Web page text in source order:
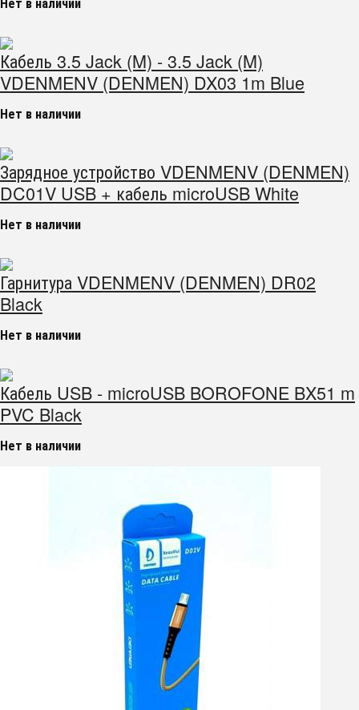
Кабель 3.5 Jack (M) - 3.5 Jack (M)
VDENMENV (DENMEN) DX03 1m Blue
Нет в наличии
Зарядное устройство VDENMENV (DENMEN)
DC01V USB + кабель microUSB White
Нет в наличии
Гарнитура VDENMENV (DENMEN) DR02
Black
Нет в наличии
Кабель USB - microUSB BOROFONE BX51 m
PVC Black
Нет в наличии